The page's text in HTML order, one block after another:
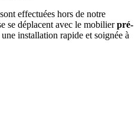
effectuées hors de notre
se déplacent avec le mobilierpré-
installation rapide et soignée à